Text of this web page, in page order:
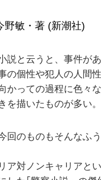
野敏・著 (新潮社)
説と云うと、事件が
の個性や犯人の人間
かっての過程に色々
を描いたものが多い。
回のものもそんなふ
ア対ノンキャリアと